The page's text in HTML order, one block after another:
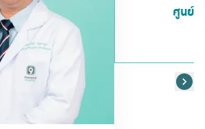
ศูนย์ก